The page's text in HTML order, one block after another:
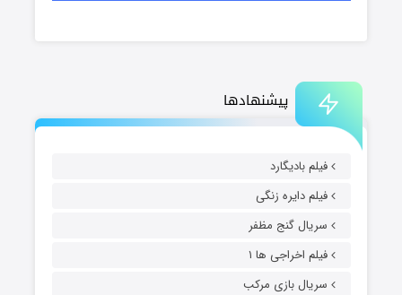
پیشنهادها
فیلم بادیگارد
فیلم دایره زنگی
سریال گنج مظفر
فیلم اخراجی ها ۱
سریال بازی مرکب